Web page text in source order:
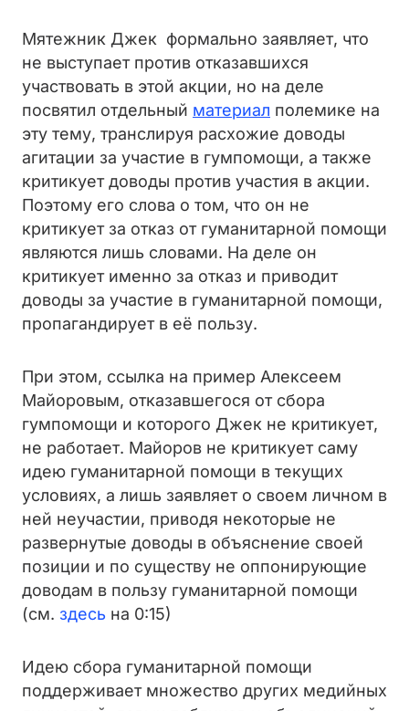
Мятежник Джек формально заявляет, что
не выступает против отказавшихся
участвовать в этой акции, но на деле
посвятил отдельный материал полемике на
эту тему, транслируя расхожие доводы
агитации за участие в гумпомощи, а также
критикует доводы против участия в акции.
Поэтому его слова о том, что он не
критикует за отказ от гуманитарной помощи
являются лишь словами. На деле он
критикует именно за отказ и приводит
доводы за участие в гуманитарной помощи,
пропагандирует в её пользу.
При этом, ссылка на пример Алексеем
Майоровым, отказавшегося от сбора
гумпомощи и которого Джек не критикует,
не работает. Майоров не критикует саму
идею гуманитарной помощи в текущих
условиях, а лишь заявляет о своем личном в
ней неучастии, приводя некоторые не
развернутые доводы в объяснение своей
позиции и по существу не оппонирующие
доводам в пользу гуманитарной помощи
(см. здесь на 0:15)
Идею сбора гуманитарной помощи
поддерживает множество других медийных